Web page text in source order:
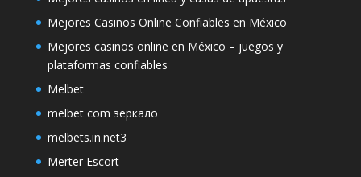
Mejores Casinos Online Confiables en México
Mejores casinos online en México – juegos y
plataformas confiables
Melbet
melbet com зеркало
melbets.in.net3
Merter Escort